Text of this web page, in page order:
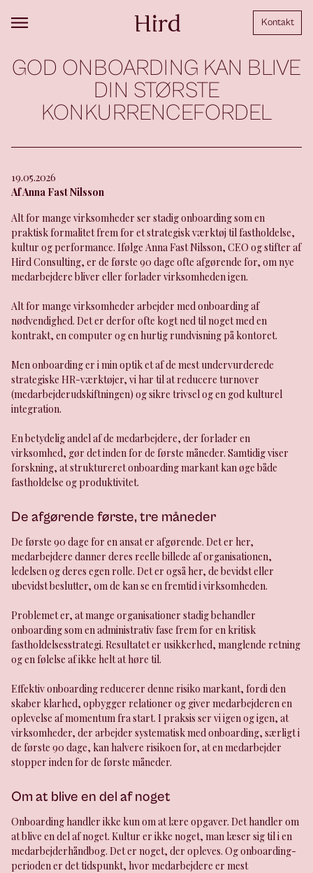
Kontakt
GOD ONBOARDING KAN BLIVE
DIN STØRSTE
KONKURRENCEFORDEL
19.05.2026
Af Anna Fast Nilsson
Alt for mange virksomheder ser stadig onboarding som en
praktisk formalitet frem for et strategisk værktøj til fastholdelse,
kultur og performance. Ifølge Anna Fast Nilsson, CEO og stifter af
Hird Consulting, er de første 90 dage ofte afgørende for, om nye
medarbejdere bliver eller forlader virksomheden igen.
Alt for mange virksomheder arbejder med onboarding af
nødvendighed. Det er derfor ofte kogt ned til noget med en
kontrakt, en computer og en hurtig rundvisning på kontoret.
Men onboarding er i min optik et af de mest undervurderede
strategiske HR-værktøjer, vi har til at reducere turnover
(medarbejderudskiftningen) og sikre trivsel og en god kulturel
integration.
En betydelig andel af de medarbejdere, der forlader en
virksomhed, gør det inden for de første måneder. Samtidig viser
forskning, at struktureret onboarding markant kan øge både
fastholdelse og produktivitet.
De afgørende første, tre måneder
De første 90 dage for en ansat er afgørende. Det er her,
medarbejdere danner deres reelle billede af organisationen,
ledelsen og deres egen rolle. Det er også her, de bevidst eller
ubevidst beslutter, om de kan se en fremtid i virksomheden.
Problemet er, at mange organisationer stadig behandler
onboarding som en administrativ fase frem for en kritisk
fastholdelsesstrategi. Resultatet er usikkerhed, manglende retning
og en følelse af ikke helt at høre til.
Effektiv onboarding reducerer denne risiko markant, fordi den
skaber klarhed, opbygger relationer og giver medarbejderen en
oplevelse af momentum fra start. I praksis ser vi igen og igen, at
virksomheder, der arbejder systematisk med onboarding, særligt i
de første 90 dage, kan halvere risikoen for, at en medarbejder
stopper inden for de første måneder.
Om at blive en del af noget
Onboarding handler ikke kun om at lære opgaver. Det handler om
at blive en del af noget. Kultur er ikke noget, man læser sig til i en
medarbejderhåndbog. Det er noget, der opleves. Og onboarding-
perioden er det tidspunkt, hvor medarbejdere er mest